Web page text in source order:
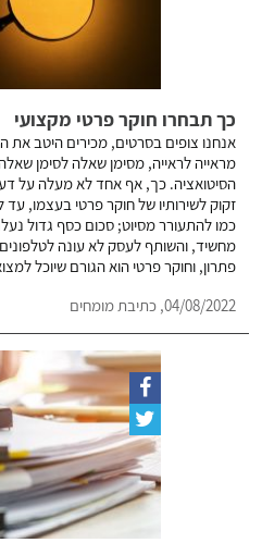
כך תבחרו חוקר פרטי מקצועי
אנחנו צופים בסרטים, מכירים היטב
מראייה לראייה, מסימן שאלה לסימן
הסיטואציה. כך, אף אחד לא מעלה על
זקוק לשירותיו של חוקר פרטי בעצמו,
כמו להתעורר מסיוט; סכום כסף גדול
מחשיד, והשותף לעסק לא עונה
פתרון, וחוקר פרטי הוא הגורם שיוכל
04/08/2022, כתיבת מומחים